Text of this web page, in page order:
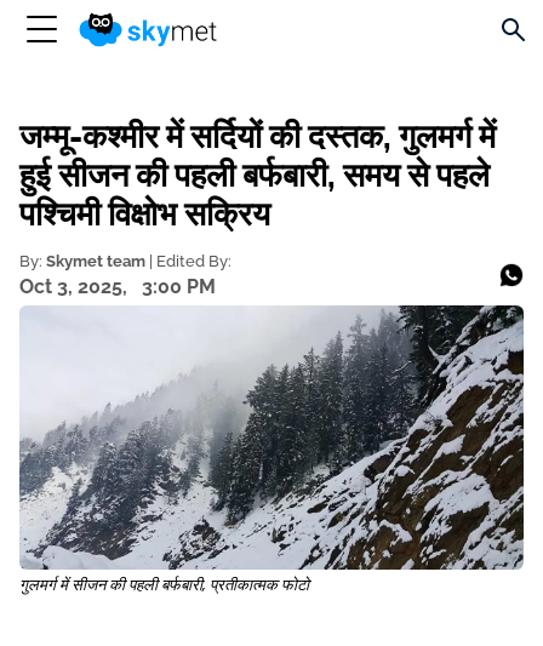
जम्मू-कश्मीर में सर्दियों की दस्तक, गुलमर्ग में
हुई सीजन की पहली बर्फबारी, समय से पहले
पश्चिमी विक्षोभ सक्रिय
By: Skymet team | Edited By:
Oct 3, 2025, 3:00 PM
गुलमर्ग में सीजन की पहली बर्फबारी, प्रतीकात्मक फोटो